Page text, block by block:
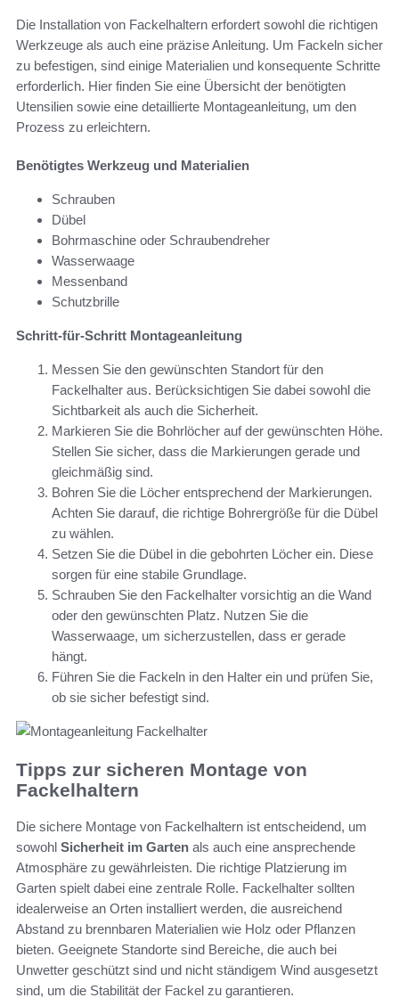
Die Installation von Fackelhaltern erfordert sowohl die richtigen
Werkzeuge als auch eine präzise Anleitung. Um Fackeln sicher
zu befestigen, sind einige Materialien und konsequente Schritte
erforderlich. Hier finden Sie eine Übersicht der benötigten
Utensilien sowie eine detaillierte Montageanleitung, um den
Prozess zu erleichtern.
Benötigtes Werkzeug und Materialien
Schrauben
Dübel
Bohrmaschine oder Schraubendreher
Wasserwaage
Messenband
Schutzbrille
Schritt-für-Schritt Montageanleitung
Messen Sie den gewünschten Standort für den
Fackelhalter aus. Berücksichtigen Sie dabei sowohl die
Sichtbarkeit als auch die Sicherheit.
Markieren Sie die Bohrlöcher auf der gewünschten Höhe.
Stellen Sie sicher, dass die Markierungen gerade und
gleichmäßig sind.
Bohren Sie die Löcher entsprechend der Markierungen.
Achten Sie darauf, die richtige Bohrergröße für die Dübel
zu wählen.
Setzen Sie die Dübel in die gebohrten Löcher ein. Diese
sorgen für eine stabile Grundlage.
Schrauben Sie den Fackelhalter vorsichtig an die Wand
oder den gewünschten Platz. Nutzen Sie die
Wasserwaage, um sicherzustellen, dass er gerade
hängt.
Führen Sie die Fackeln in den Halter ein und prüfen Sie,
ob sie sicher befestigt sind.
Tipps zur sicheren Montage von
Fackelhaltern
Die sichere Montage von Fackelhaltern ist entscheidend, um
sowohl Sicherheit im Garten als auch eine ansprechende
Atmosphäre zu gewährleisten. Die richtige Platzierung im
Garten spielt dabei eine zentrale Rolle. Fackelhalter sollten
idealerweise an Orten installiert werden, die ausreichend
Abstand zu brennbaren Materialien wie Holz oder Pflanzen
bieten. Geeignete Standorte sind Bereiche, die auch bei
Unwetter geschützt sind und nicht ständigem Wind ausgesetzt
sind, um die Stabilität der Fackel zu garantieren.